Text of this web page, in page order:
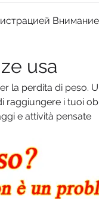
usa
la perdita di peso.
raggiungere i tuoi
e attività pensate